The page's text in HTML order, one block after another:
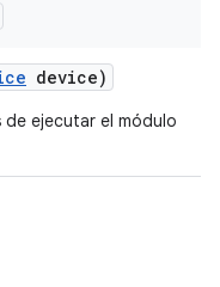
device)
ejecutar el módulo